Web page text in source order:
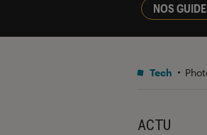
NOS
Tech
ACTU